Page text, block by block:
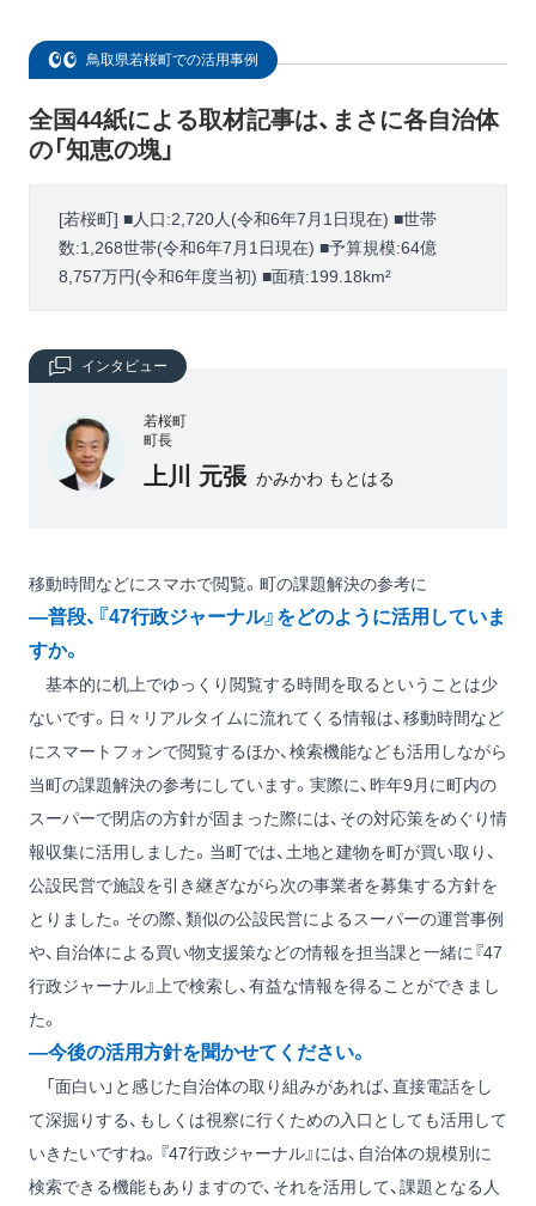
鳥取県若桜町での活用事例
全国44紙による取材記事は、まさに各自治体
の「知恵の塊」
[若桜町] ■人口:2,720人(令和6年7月1日現在) ■世帯
数:1,268世帯(令和6年7月1日現在) ■予算規模:64億
8,757万円(令和6年度当初) ■面積:199.18km²
インタビュー
若桜町
町長
上川 元張 かみかわ もとはる
移動時間などにスマホで閲覧。町の課題解決の参考に
―普段、『47行政ジャーナル』をどのように活用していま
すか。
基本的に机上でゆっくり閲覧する時間を取るということは少
ないです。日々リアルタイムに流れてくる情報は、移動時間など
にスマートフォンで閲覧するほか、検索機能なども活用しながら
当町の課題解決の参考にしています。実際に、昨年9月に町内の
スーパーで閉店の方針が固まった際には、その対応策をめぐり情
報収集に活用しました。当町では、土地と建物を町が買い取り、
公設民営で施設を引き継ぎながら次の事業者を募集する方針を
とりました。その際、類似の公設民営によるスーパーの運営事例
や、自治体による買い物支援策などの情報を担当課と一緒に『47
行政ジャーナル』上で検索し、有益な情報を得ることができまし
た。
―今後の活用方針を聞かせてください。
「面白い」と感じた自治体の取り組みがあれば、直接電話をし
て深掘りする、もしくは視察に行くための入口としても活用して
いきたいですね。『47行政ジャーナル』には、自治体の規模別に
検索できる機能もありますので、それを活用して、課題となる人